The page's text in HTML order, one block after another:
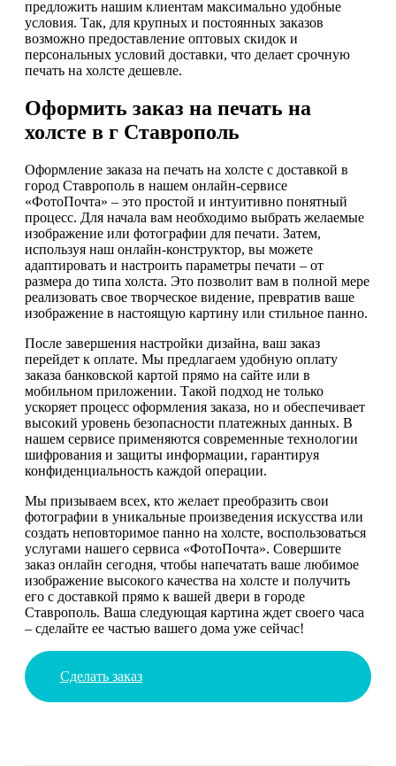
предложить нашим клиентам максимально удобные
условия. Так, для крупных и постоянных заказов
возможно предоставление оптовых скидок и
персональных условий доставки, что делает срочную
печать на холсте дешевле.
Оформить заказ на печать на
холсте в г Ставрополь
Оформление заказа на печать на холсте с доставкой в
город Ставрополь в нашем онлайн-сервисе
«ФотоПочта» – это простой и интуитивно понятный
процесс. Для начала вам необходимо выбрать желаемые
изображение или фотографии для печати. Затем,
используя наш онлайн-конструктор, вы можете
адаптировать и настроить параметры печати – от
размера до типа холста. Это позволит вам в полной мере
реализовать свое творческое видение, превратив ваше
изображение в настоящую картину или стильное панно.
После завершения настройки дизайна, ваш заказ
перейдет к оплате. Мы предлагаем удобную оплату
заказа банковской картой прямо на сайте или в
мобильном приложении. Такой подход не только
ускоряет процесс оформления заказа, но и обеспечивает
высокий уровень безопасности платежных данных. В
нашем сервисе применяются современные технологии
шифрования и защиты информации, гарантируя
конфиденциальность каждой операции.
Мы призываем всех, кто желает преобразить свои
фотографии в уникальные произведения искусства или
создать неповторимое панно на холсте, воспользоваться
услугами нашего сервиса «ФотоПочта». Совершите
заказ онлайн сегодня, чтобы напечатать ваше любимое
изображение высокого качества на холсте и получить
его с доставкой прямо к вашей двери в городе
Ставрополь. Ваша следующая картина ждет своего часа
– сделайте ее частью вашего дома уже сейчас!
Сделать заказ